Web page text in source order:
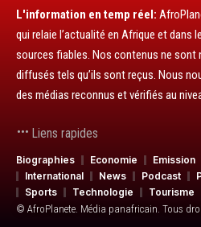
L'information en temp réel:
qui relaie l’actualité en Afrique et dans
sources fiables. Nos contenus ne sont
diffusés tels qu’ils sont reçus. Nous
des médias reconnus et vérifiés au
Liens rapides
Biographies Economie Emission
International
News Podcast
Sports
Technologie Tourisme
© AfroPlanete. Média panafricain. Tous